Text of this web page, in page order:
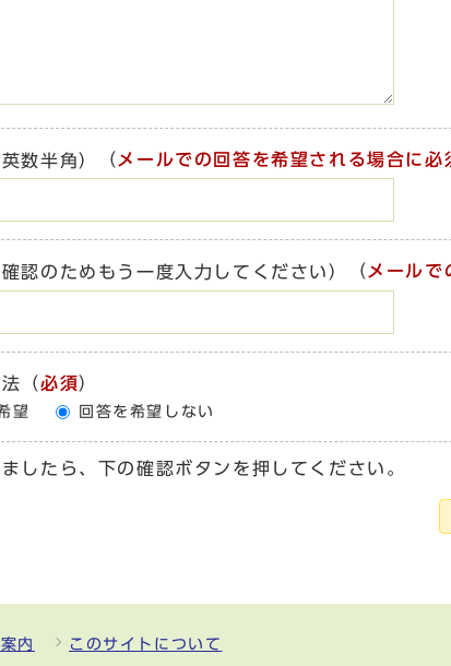
数半角） （ メールでの回答を希望される場合に必
認のためもう一度入力してください） （ メールで
（必須）
望 回答を希望しない
したら、下の確認ボタンを押してください。
内
このサイトについて